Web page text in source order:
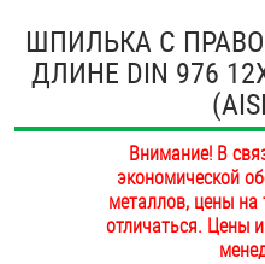
ОПТ
ПОКУПАТЕЛЯМ
ОПЛАТА И ДОСТАВКА
НАШИ МАГАЗИНЫ
Антивандальный
ШПИЛЬКА С
ДЛИНЕ DIN 976
Внимание! В
экономической
металлов, цены на
отличаться. Цены